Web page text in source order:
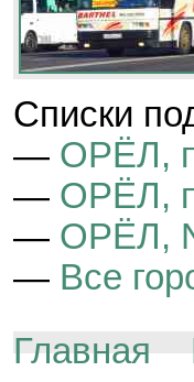
Cписки
— ОРЁЛ,
— ОРЁЛ,
— ОРЁЛ,
— Все
Главная